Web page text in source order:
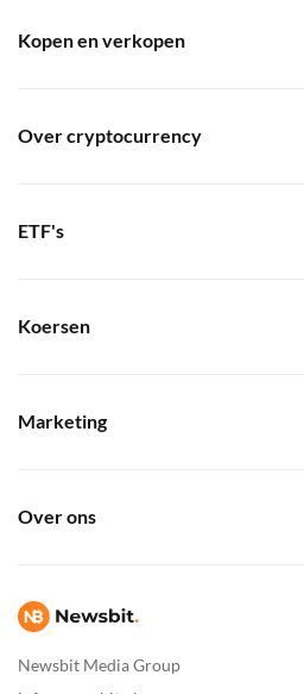
Newsbit Media Group
Kopen en verkopen
Over cryptocurrency
ETF's
Koersen
Marketing
Over ons